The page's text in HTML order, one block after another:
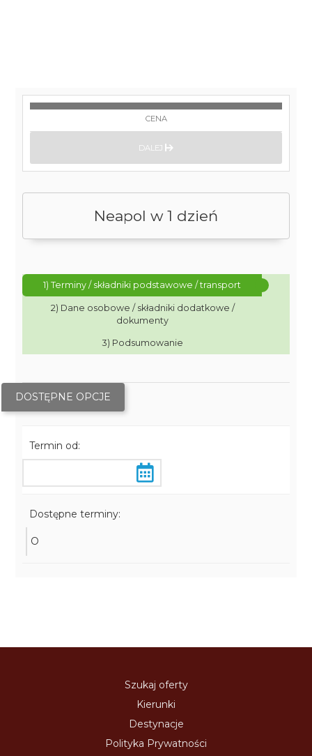
Neapol w 1 dzień
1) Terminy / składniki podstawowe / transport
2) Dane osobowe / składniki dodatkowe /
dokumenty
3) Podsumowanie
DOSTĘPNE OPCJE
Termin od:
Dostępne terminy:
O
CENA
DALEJ
Szukaj oferty
Kierunki
Destynacje
Polityka Prywatności